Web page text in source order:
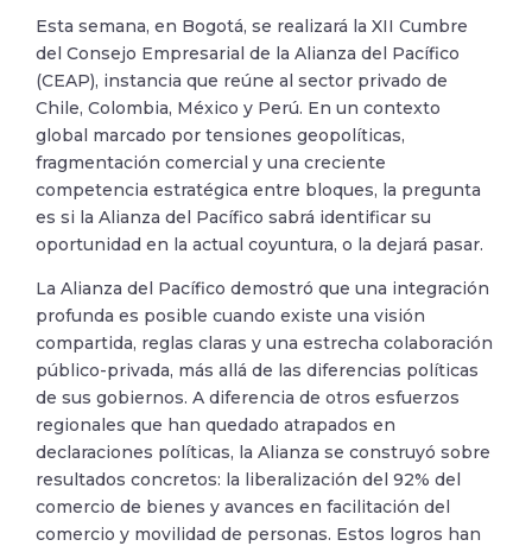
Esta semana, en Bogotá, se realizará la XII Cumbre
del Consejo Empresarial de la Alianza del Pacífico
(CEAP), instancia que reúne al sector privado de
Chile, Colombia, México y Perú. En un contexto
global marcado por tensiones geopolíticas,
fragmentación comercial y una creciente
competencia estratégica entre bloques, la pregunta
es si la Alianza del Pacífico sabrá identificar su
oportunidad en la actual coyuntura, o la dejará pasar.
La Alianza del Pacífico demostró que una integración
profunda es posible cuando existe una visión
compartida, reglas claras y una estrecha colaboración
público-privada, más allá de las diferencias políticas
de sus gobiernos. A diferencia de otros esfuerzos
regionales que han quedado atrapados en
declaraciones políticas, la Alianza se construyó sobre
resultados concretos: la liberalización del 92% del
comercio de bienes y avances en facilitación del
comercio y movilidad de personas. Estos logros han